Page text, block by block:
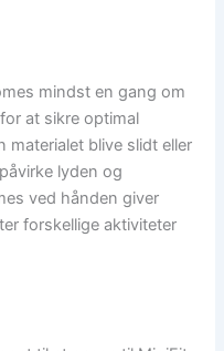
mindst en gang om
at sikre optimal
materialet blive slidt eller
lyden og
ved hånden giver
forskellige aktiviteter